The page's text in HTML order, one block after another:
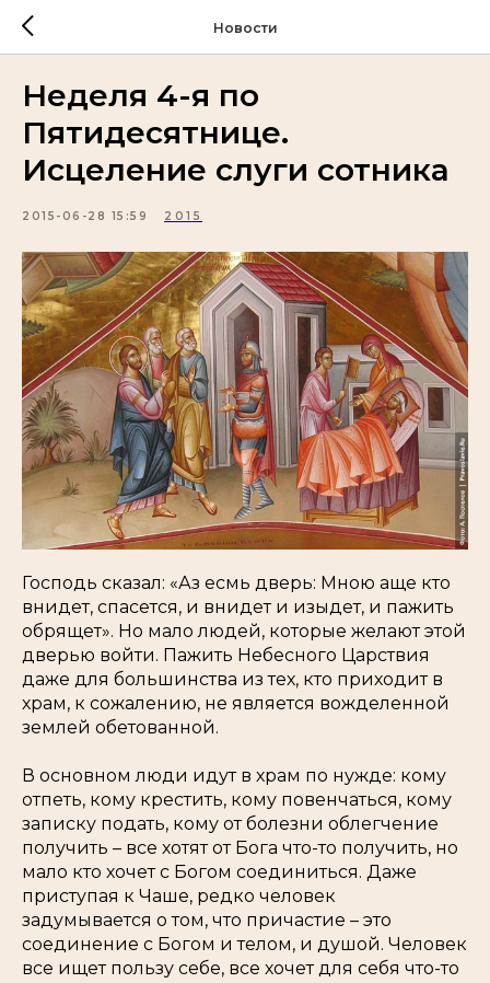
Новости
Неделя 4-я по
Пятидесятнице.
Исцеление слуги сотника
2015-06-28 15:59 2015
Господь сказал: «Аз есмь дверь: Мною аще кто
внидет, спасется, и внидет и изыдет, и пажить
обрящет». Но мало людей, которые желают этой
дверью войти. Пажить Небесного Царствия
даже для большинства из тех, кто приходит в
храм, к сожалению, не является вожделенной
землей обетованной.
В основном люди идут в храм по нужде: кому
отпеть, кому крестить, кому повенчаться, кому
записку подать, кому от болезни облегчение
получить – все хотят от Бога что-то получить, но
мало кто хочет с Богом соединиться. Даже
приступая к Чаше, редко человек
задумывается о том, что причастие – это
соединение с Богом и телом, и душой. Человек
все ищет пользу себе, все хочет для себя что-то